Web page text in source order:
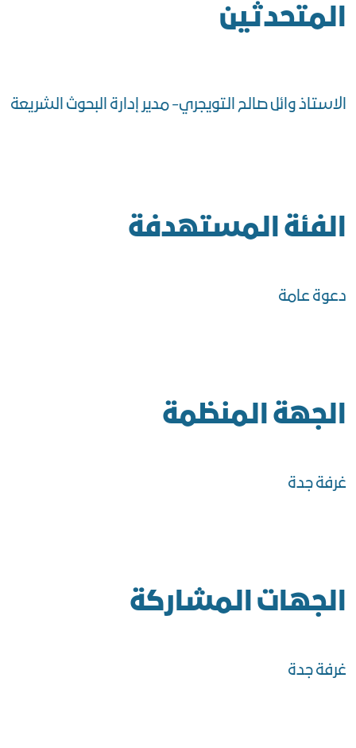
المتحدثين
الاستاذ وائل صالح التويجري- مدير إدارة البحوث الشريعة
الفئة المستهدفة
دعوة عامة
الجهة المنظمة
غرفة جدة
الجهات المشاركة
غرفة جدة